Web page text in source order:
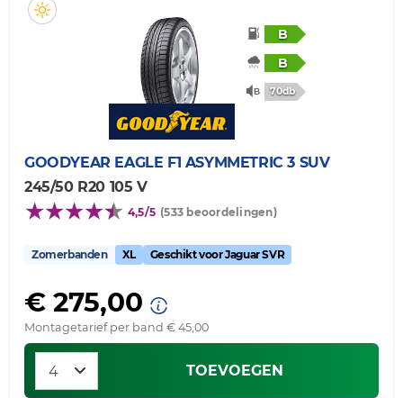
B
B
70db
GOODYEAR EAGLE F1 ASYMMETRIC 3 SUV
245/50 R20 105 V
4,5/5 (533 beoordelingen)
Zomerbanden XL Geschikt voor Jaguar SVR
€ 275,00
Montagetarief per band € 45,00
TOEVOEGEN